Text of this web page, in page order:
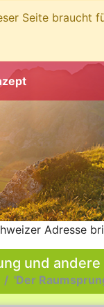
Seite braucht
Adresse
und
'Der